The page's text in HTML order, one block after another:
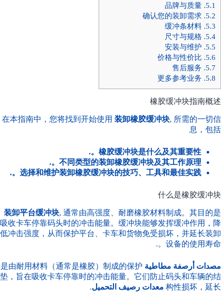
5.1.
5.2.
5.3.
5.4.
5.5.
5.6.
5.7.
5.8.
橡胶缓冲块指南概述
在本指南中，您将找到开始使用 装卸橡胶缓冲块, 所需的一切信
息，包括
橡胶缓冲块是什么及其重要性。.
不同类型的装卸橡胶缓冲块及其工作原理。.
选择和维护装卸橡胶缓冲块的技巧、工具和最佳实践。.
什么是橡胶缓冲块
装卸平台缓冲块, 通常由高强度、耐磨橡胶材料制成。其目的是
吸收卡车停靠码头时的冲击能量。缓冲块能够发挥缓冲作用，降
低冲击强度，从而保护平台、卡车和货物免受损坏，并延长装卸
设备的使用寿命。.
مصدات أرصفة مطاطية 是由耐用材料（通常是橡胶）制成的保护
垫，旨在吸收卡车停靠时的冲击能量。它们防止码头和车辆的结
构性损坏，延长 معدات رصيف التحميل.